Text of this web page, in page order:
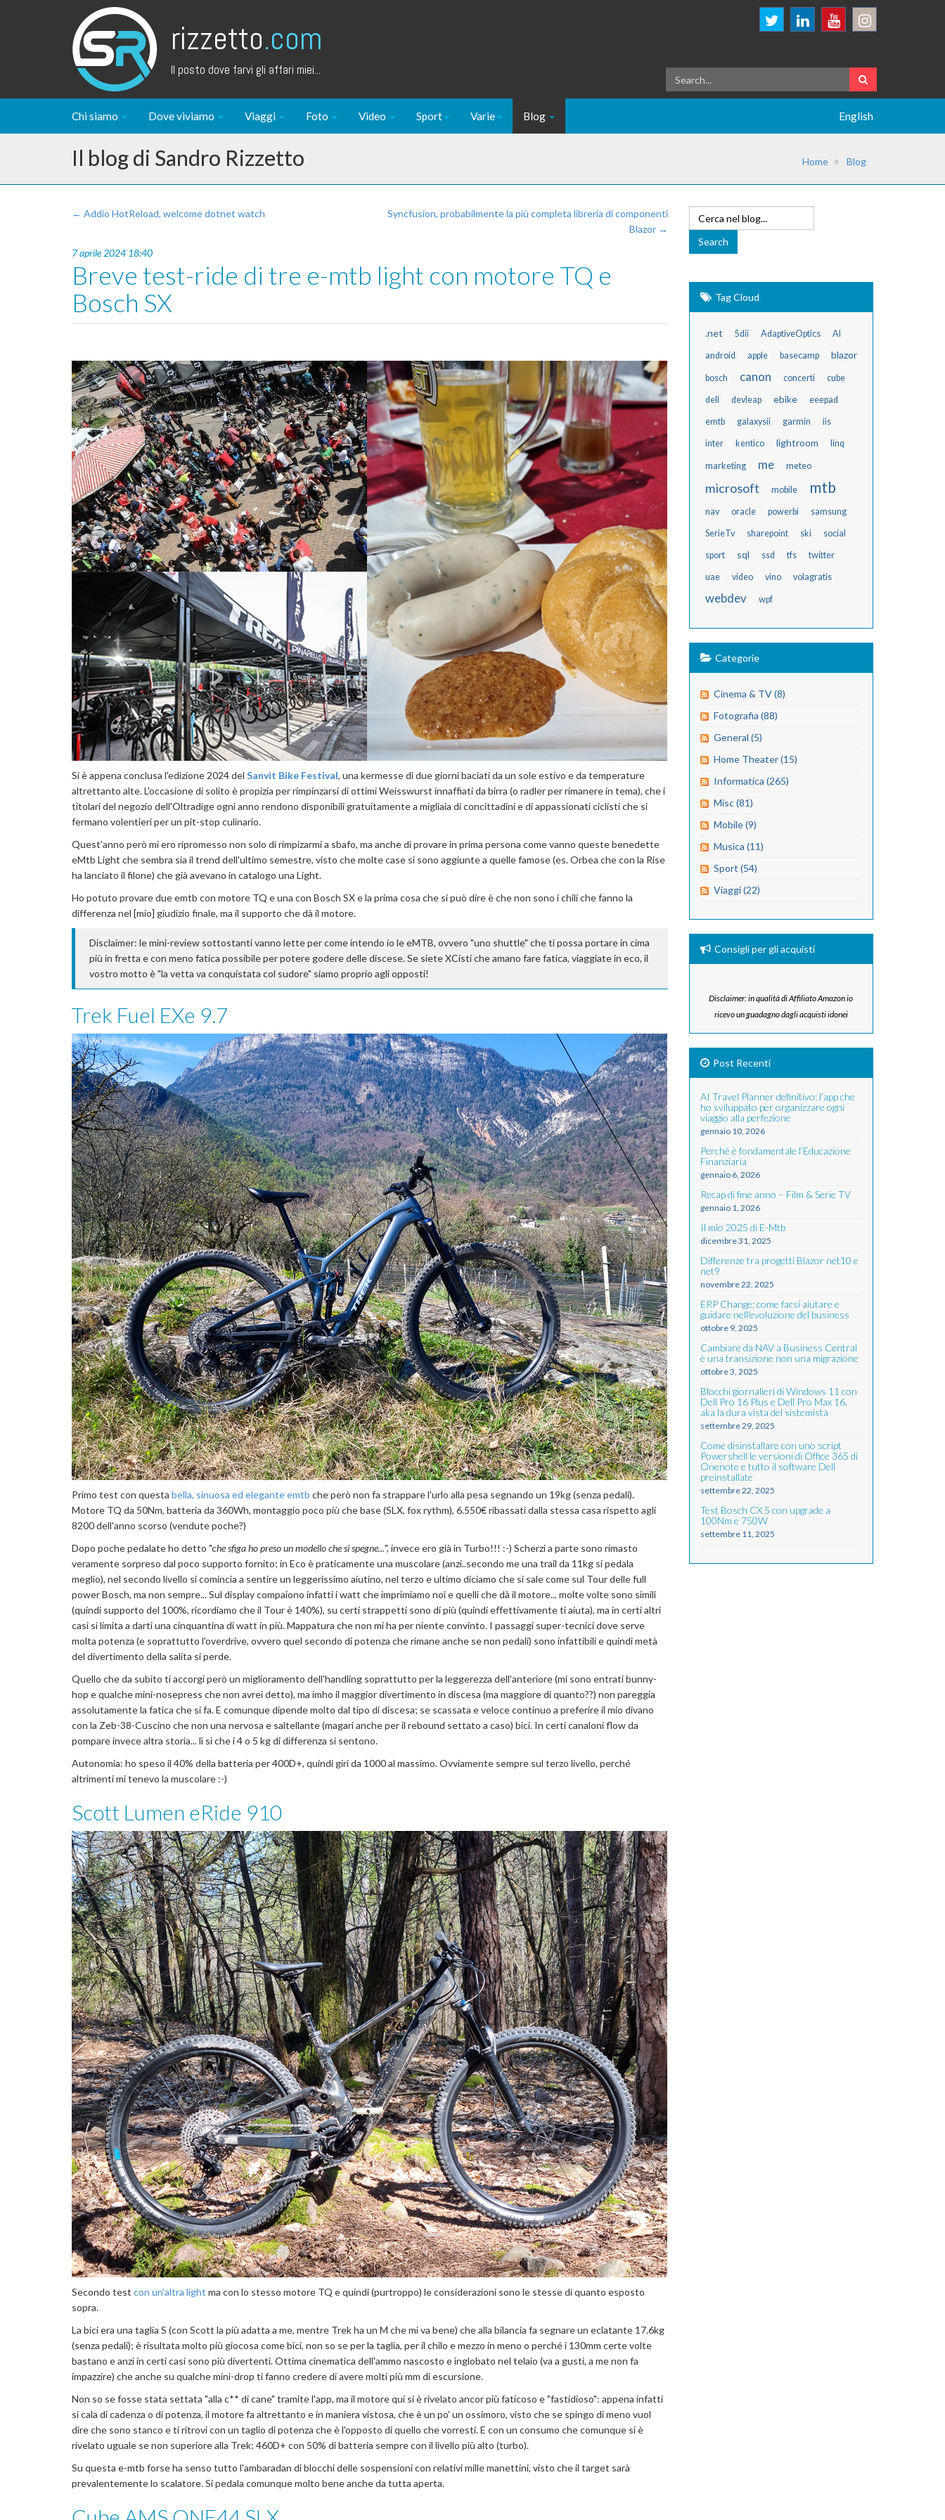
rizzetto.com
Il posto dove farvi gli affari miei...
Chi siamo Dove viviamo Viaggi Foto Video Sport Varie Blog English
Il blog di Sandro Rizzetto Home Blog
← Addio HotReload, welcome dotnet watch
Syncfusion, probabilmente la più completa libreria di componenti
Blazor →
7 aprile 2024 18:40
Breve test-ride di tre e-mtb light con motore TQ e
Bosch SX
Si è appena conclusa l'edizione 2024 del Sanvit Bike Festival, una kermesse di due giorni baciati da un sole estivo e da temperature
altrettanto alte. L'occasione di solito è propizia per rimpinzarsi di ottimi Weisswurst innaffiati da birra (o radler per rimanere in tema), che i
titolari del negozio dell'Oltradige ogni anno rendono disponibili gratuitamente a migliaia di concittadini e di appassionati ciclisti che si
fermano volentieri per un pit-stop culinario.
Quest'anno però mi ero ripromesso non solo di rimpizarmi a sbafo, ma anche di provare in prima persona come vanno queste benedette
eMtb Light che sembra sia il trend dell'ultimo semestre, visto che molte case si sono aggiunte a quelle famose (es. Orbea che con la Rise
ha lanciato il filone) che già avevano in catalogo una Light.
Ho potuto provare due emtb con motore TQ e una con Bosch SX e la prima cosa che si può dire è che non sono i chili che fanno la
differenza nel [mio] giudizio finale, ma il supporto che dà il motore.
Disclaimer: le mini-review sottostanti vanno lette per come intendo io le eMTB, ovvero "uno shuttle" che ti possa portare in cima
più in fretta e con meno fatica possibile per potere godere delle discese. Se siete XCisti che amano fare fatica, viaggiate in eco, il
vostro motto è "la vetta va conquistata col sudore" siamo proprio agli opposti!
Trek Fuel EXe 9.7
Primo test con questa bella, sinuosa ed elegante emtb che però non fa strappare l'urlo alla pesa segnando un 19kg (senza pedali).
Motore TQ da 50Nm, batteria da 360Wh, montaggio poco più che base (SLX, fox rythm), 6.550€ ribassati dalla stessa casa rispetto agli
8200 dell'anno scorso (vendute poche?)
Dopo poche pedalate ho detto "che sfiga ho preso un modello che si spegne...", invece ero già in Turbo!!! :-) Scherzi a parte sono rimasto
veramente sorpreso dal poco supporto fornito; in Eco è praticamente una muscolare (anzi..secondo me una trail da 11kg si pedala
meglio), nel secondo livello si comincia a sentire un leggerissimo aiutino, nel terzo e ultimo diciamo che si sale come sul Tour delle full
power Bosch, ma non sempre... Sul display compaiono infatti i watt che imprimiamo noi e quelli che dà il motore... molte volte sono simili
(quindi supporto del 100%, ricordiamo che il Tour è 140%), su certi strappetti sono di più (quindi effettivamente ti aiuta), ma in certi altri
casi si limita a darti una cinquantina di watt in più. Mappatura che non mi ha per niente convinto. I passaggi super-tecnici dove serve
molta potenza (e soprattutto l'overdrive, ovvero quel secondo di potenza che rimane anche se non pedali) sono infattibili e quindi metà
del divertimento della salita si perde.
Quello che da subito ti accorgi però un miglioramento dell'handling soprattutto per la leggerezza dell'anteriore (mi sono entrati bunny-
hop e qualche mini-nosepress che non avrei detto), ma imho il maggior divertimento in discesa (ma maggiore di quanto??) non pareggia
assolutamente la fatica che si fa. E comunque dipende molto dal tipo di discesa; se scassata e veloce continuo a preferire il mio divano
con la Zeb-38-Cuscino che non una nervosa e saltellante (magari anche per il rebound settato a caso) bici. In certi canaloni flow da
pompare invece altra storia... lì si che i 4 o 5 kg di differenza si sentono.
Autonomia: ho speso il 40% della batteria per 400D+, quindi giri da 1000 al massimo. Ovviamente sempre sul terzo livello, perché
altrimenti mi tenevo la muscolare :-)
Scott Lumen eRide 910
Secondo test con un'altra light ma con lo stesso motore TQ e quindi (purtroppo) le considerazioni sono le stesse di quanto esposto
sopra.
La bici era una taglia S (con Scott la più adatta a me, mentre Trek ha un M che mi va bene) che alla bilancia fa segnare un eclatante 17.6kg
(senza pedali); è risultata molto più giocosa come bici, non so se per la taglia, per il chilo e mezzo in meno o perché i 130mm certe volte
bastano e anzi in certi casi sono più divertenti. Ottima cinematica dell'ammo nascosto e inglobato nel telaio (va a gusti, a me non fa
impazzire) che anche su qualche mini-drop ti fanno credere di avere molti più mm di escursione.
Non so se fosse stata settata "alla c** di cane" tramite l'app, ma il motore qui si è rivelato ancor più faticoso e "fastidioso": appena infatti
si cala di cadenza o di potenza, il motore fa altrettanto e in maniera vistosa, che è un po' un ossimoro, visto che se spingo di meno vuol
dire che sono stanco e ti ritrovi con un taglio di potenza che è l'opposto di quello che vorresti. E con un consumo che comunque si è
rivelato uguale se non superiore alla Trek: 460D+ con 50% di batteria sempre con il livello più alto (turbo).
Su questa e-mtb forse ha senso tutto l'ambaradan di blocchi delle sospensioni con relativi mille manettini, visto che il target sarà
prevalentemente lo scalatore. Si pedala comunque molto bene anche da tutta aperta.
Tag Cloud
.net 5dii AdaptiveOptics AI
android apple basecamp blazor
bosch canon concerti cube
dell devleap ebike eeepad
emtb galaxysii garmin iis
inter kentico lightroom linq
marketing me meteo
microsoft mobile mtb
nav oracle powerbi samsung
SerieTv sharepoint ski social
sport sql ssd tfs twitter
uae video vino volagratis
webdev wpf
Categorie
Cinema & TV (8)
Fotografia (88)
General (5)
Home Theater (15)
Informatica (265)
Misc (81)
Mobile (9)
Musica (11)
Sport (54)
Viaggi (22)
Consigli per gli acquisti
Disclaimer: in qualità di Affiliato Amazon io
ricevo un guadagno dagli acquisti idonei
Post Recenti
AI Travel Planner definitivo: l’app che
ho sviluppato per organizzare ogni
viaggio alla perfezione
gennaio 10, 2026
Perché è fondamentale l’Educazione
Finanziaria
gennaio 6, 2026
Recap di fine anno – Film & Serie TV
gennaio 1, 2026
Il mio 2025 di E-Mtb
dicembre 31, 2025
Differenze tra progetti Blazor net10 e
net9
novembre 22, 2025
ERP Change: come farsi aiutare e
guidare nell'evoluzione del business
ottobre 9, 2025
Cambiare da NAV a Business Central
è una transizione non una migrazione
ottobre 3, 2025
Blocchi giornalieri di Windows 11 con
Dell Pro 16 Plus e Dell Pro Max 16,
aka la dura vista del sistemista
settembre 29, 2025
Come disinstallare con uno script
Powershell le versioni di Office 365 di
Onenote e tutto il software Dell
preinstallate
settembre 22, 2025
Test Bosch CX 5 con upgrade a
100Nm e 750W
settembre 11, 2025